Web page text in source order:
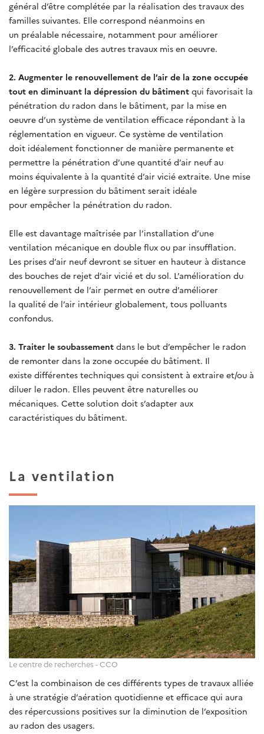
général d’être complétée par la réalisation des travaux des
familles suivantes. Elle correspond néanmoins en
un préalable nécessaire, notamment pour améliorer
l’efficacité globale des autres travaux mis en oeuvre.
2. Augmenter le renouvellement de l’air de la zone occupée
tout en diminuant la dépression du bâtiment qui favorisait la
pénétration du radon dans le bâtiment, par la mise en
oeuvre d’un système de ventilation efficace répondant à la
réglementation en vigueur. Ce système de ventilation
doit idéalement fonctionner de manière permanente et
permettre la pénétration d’une quantité d’air neuf au
moins équivalente à la quantité d’air vicié extraite. Une mise
en légère surpression du bâtiment serait idéale
pour empêcher la pénétration du radon.
Elle est davantage maîtrisée par l’installation d’une
ventilation mécanique en double flux ou par insufflation.
Les prises d’air neuf devront se situer en hauteur à distance
des bouches de rejet d’air vicié et du sol. L’amélioration du
renouvellement de l’air permet en outre d’améliorer
la qualité de l’air intérieur globalement, tous polluants
confondus.
3. Traiter le soubassement dans le but d’empêcher le radon
de remonter dans la zone occupée du bâtiment. Il
existe différentes techniques qui consistent à extraire et/ou à
diluer le radon. Elles peuvent être naturelles ou
mécaniques. Cette solution doit s’adapter aux
caractéristiques du bâtiment.
La ventilation
Le centre de recherches - CCO
C’est la combinaison de ces différents types de travaux alliée
à une stratégie d’aération quotidienne et efficace qui aura
des répercussions positives sur la diminution de l’exposition
au radon des usagers.